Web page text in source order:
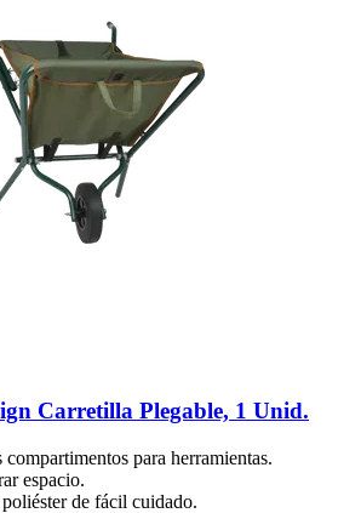
Carretilla Plegable, 1 Unid.
para herramientas.
espacio.
de fácil cuidado.